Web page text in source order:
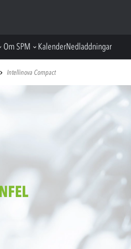
Om SPM KalenderNedladdningar
Intellinova Compact